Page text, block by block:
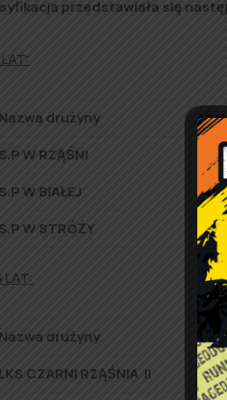
przedstawiała się
Nazwa drużyny
S.P W RZĄŚNI
S.P W BIAŁEJ
S.P W STRÓŻY
LAT:
Nazwa drużyny
LKS CZARNI RZĄŚNIA II